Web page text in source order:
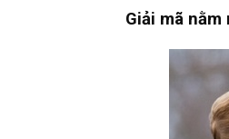
Giải mã